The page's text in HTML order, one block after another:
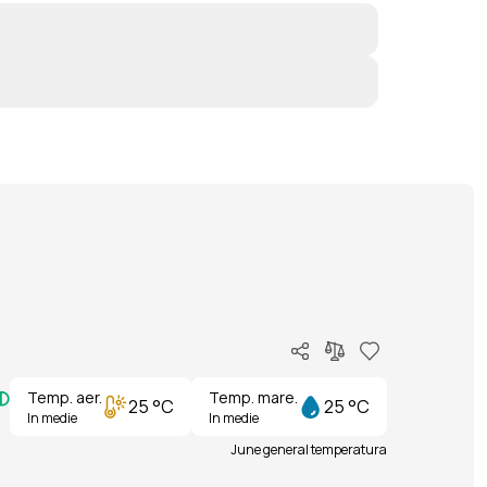
Temp. aer.
In medie 25 °C Temp. mare.
In medie 25 °C
June general temperatura